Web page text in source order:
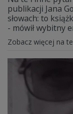
publikacji Jana
słowach: to
- mówił wybitny
Zobacz więcej na